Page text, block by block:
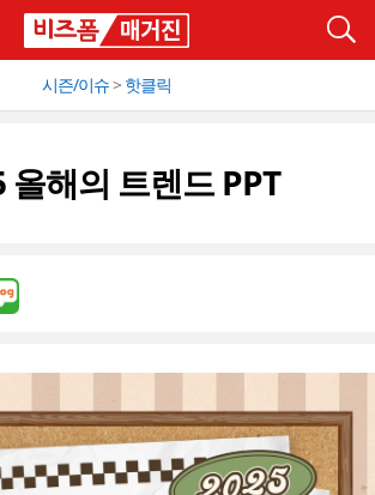
시즌/이슈> 핫클릭
올해의 트렌드 PPT